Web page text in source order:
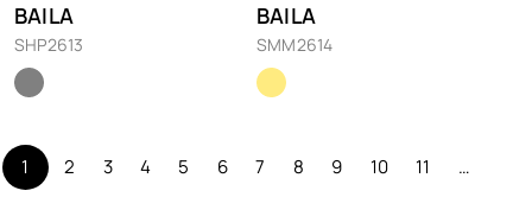
BAILA
SHP2613
BAILA
SMM2614
1 2 3 4 5 6 7 8 9 10 11
…